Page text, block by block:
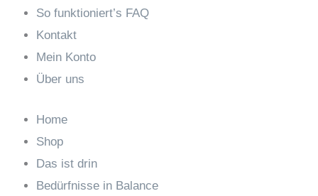
So funktioniert’s FAQ
Kontakt
Mein Konto
Über uns
Home
Shop
Das ist drin
Bedürfnisse in Balance